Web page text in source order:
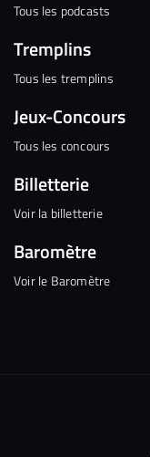
Tous les podcasts
Tremplins
Tous les tremplins
Jeux-Concours
Tous les concours
Billetterie
Voir la billetterie
Baromètre
Voir le Baromètre